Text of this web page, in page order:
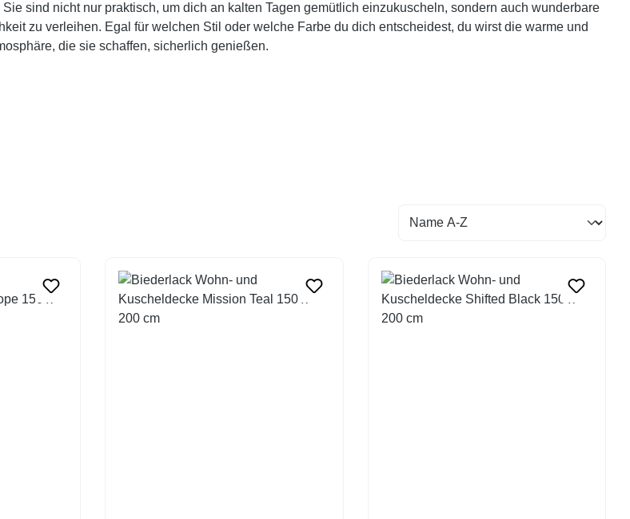
sind nicht nur praktisch, um dich an kalten Tagen gemütlich einzukuscheln, sondern auch wunderbare
zu verleihen. Egal für welchen Stil oder welche Farbe du dich entscheidest, du wirst die warme und
die sie schaffen, sicherlich genießen.